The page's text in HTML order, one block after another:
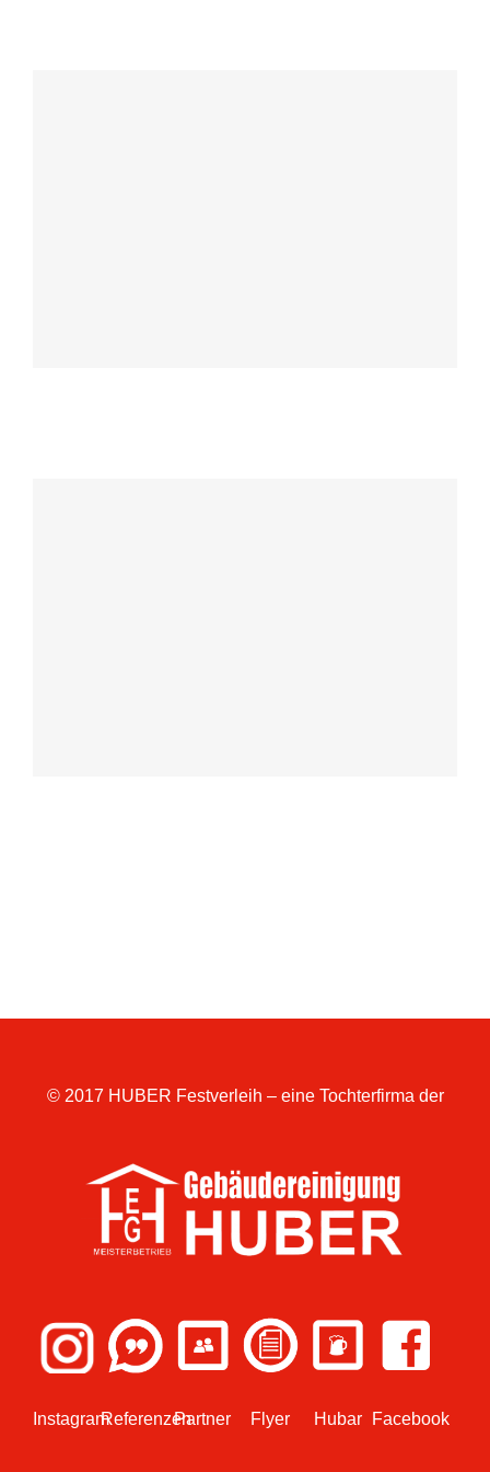
© 2017 HUBER Festverleih – eine Tochterfirma der
InstagramReferenzenPartner Flyer Hubar Facebook